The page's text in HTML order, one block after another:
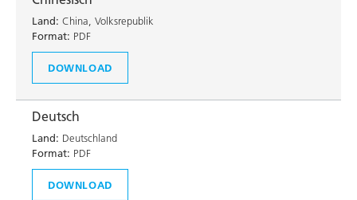
Land: China, Volksrepublik
Format: PDF
DOWNLOAD
Deutsch
Land: Deutschland
Format: PDF
DOWNLOAD